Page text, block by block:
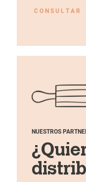
C O N S U L T A R
NUESTROS